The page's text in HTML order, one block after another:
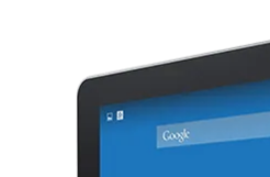
Android堅牢タブレット
超堅牢タブレット
ヘビーデューティー